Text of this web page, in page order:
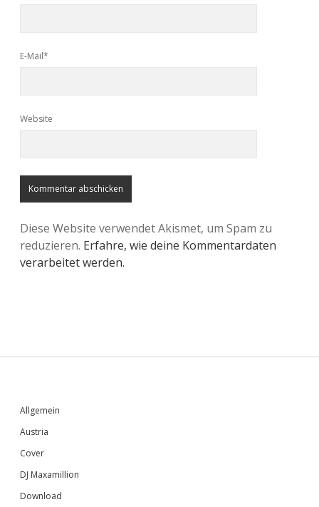
E-Mail*
Website
Diese Website verwendet Akismet, um Spam zu
reduzieren. Erfahre, wie deine Kommentardaten
verarbeitet werden.
Sidebar
Allgemein
Austria
Cover
DJ Maxamillion
Download